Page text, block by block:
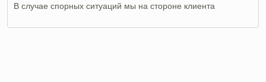
В случае спорных ситуаций мы на стороне клиента